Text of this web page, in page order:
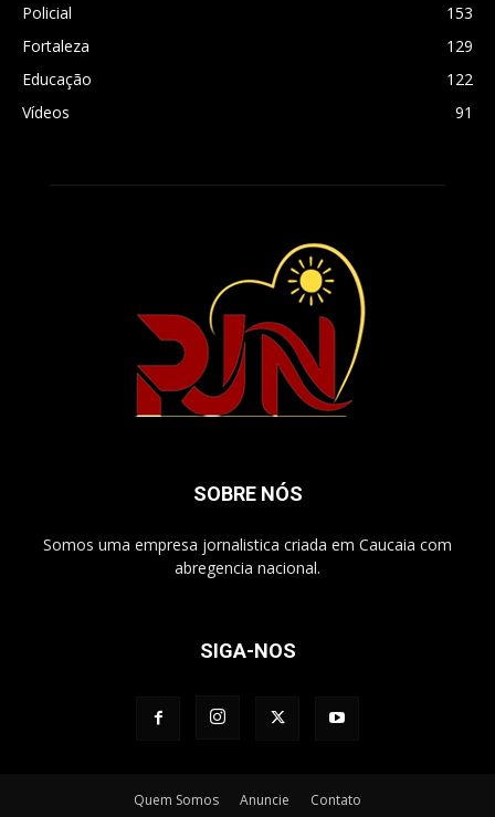
Policial
153
Fortaleza
129
Educação
122
Vídeos
91
SOBRE NÓS
Somos uma empresa jornalistica criada em Caucaia com
abregencia nacional.
SIGA-NOS
Quem Somos Anuncie Contato